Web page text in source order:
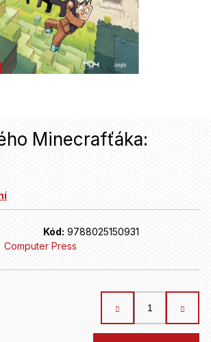
Minecrafťáka:
Kód: 9788025150931
Computer Press